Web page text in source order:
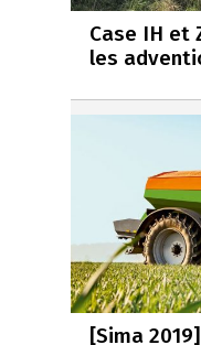
Case IH et
les
[Sima